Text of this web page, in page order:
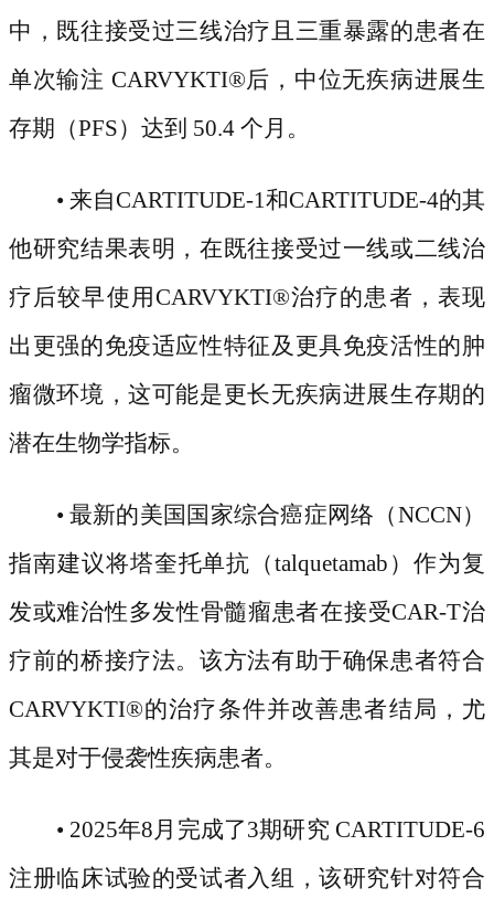
中，既往接受过三线治疗且三重暴露的患者在
单次输注 CARVYKTI®后，中位无疾病进展生
存期（PFS）达到 50.4 个月。
• 来自CARTITUDE-1和CARTITUDE-4的其
他研究结果表明，在既往接受过一线或二线治
疗后较早使用CARVYKTI®治疗的患者，表现
出更强的免疫适应性特征及更具免疫活性的肿
瘤微环境，这可能是更长无疾病进展生存期的
潜在生物学指标。
• 最新的美国国家综合癌症网络（NCCN）
指南建议将塔奎托单抗（talquetamab）作为复
发或难治性多发性骨髓瘤患者在接受CAR-T治
疗前的桥接疗法。该方法有助于确保患者符合
CARVYKTI®的治疗条件并改善患者结局，尤
其是对于侵袭性疾病患者。
• 2025年8月完成了3期研究 CARTITUDE-6
注册临床试验的受试者入组，该研究针对符合